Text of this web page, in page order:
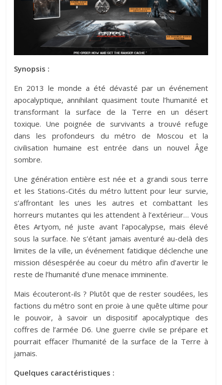
Synopsis :
En 2013 le monde a été dévasté par un événement
apocalyptique, annihilant quasiment toute l’humanité et
transformant la surface de la Terre en un désert
toxique. Une poignée de survivants a trouvé refuge
dans les profondeurs du métro de Moscou et la
civilisation humaine est entrée dans un nouvel Âge
sombre.
Une génération entière est née et a grandi sous terre
et les Stations-Cités du métro luttent pour leur survie,
s’affrontant les unes les autres et combattant les
horreurs mutantes qui les attendent à l’extérieur… Vous
êtes Artyom, né juste avant l’apocalypse, mais élevé
sous la surface. Ne s’étant jamais aventuré au-delà des
limites de la ville, un événement fatidique déclenche une
mission désespérée au coeur du métro afin d’avertir le
reste de l’humanité d’une menace imminente.
Mais écouteront-ils ? Plutôt que de rester soudées, les
factions du métro sont en proie à une quête ultime pour
le pouvoir, à savoir un dispositif apocalyptique des
coffres de l’armée D6. Une guerre civile se prépare et
pourrait effacer l’humanité de la surface de la Terre à
jamais.
Quelques caractéristiques :